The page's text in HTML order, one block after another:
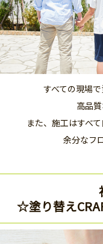
すべての現場
高品
また、施工はすべ
余分なフ
☆塗り替え